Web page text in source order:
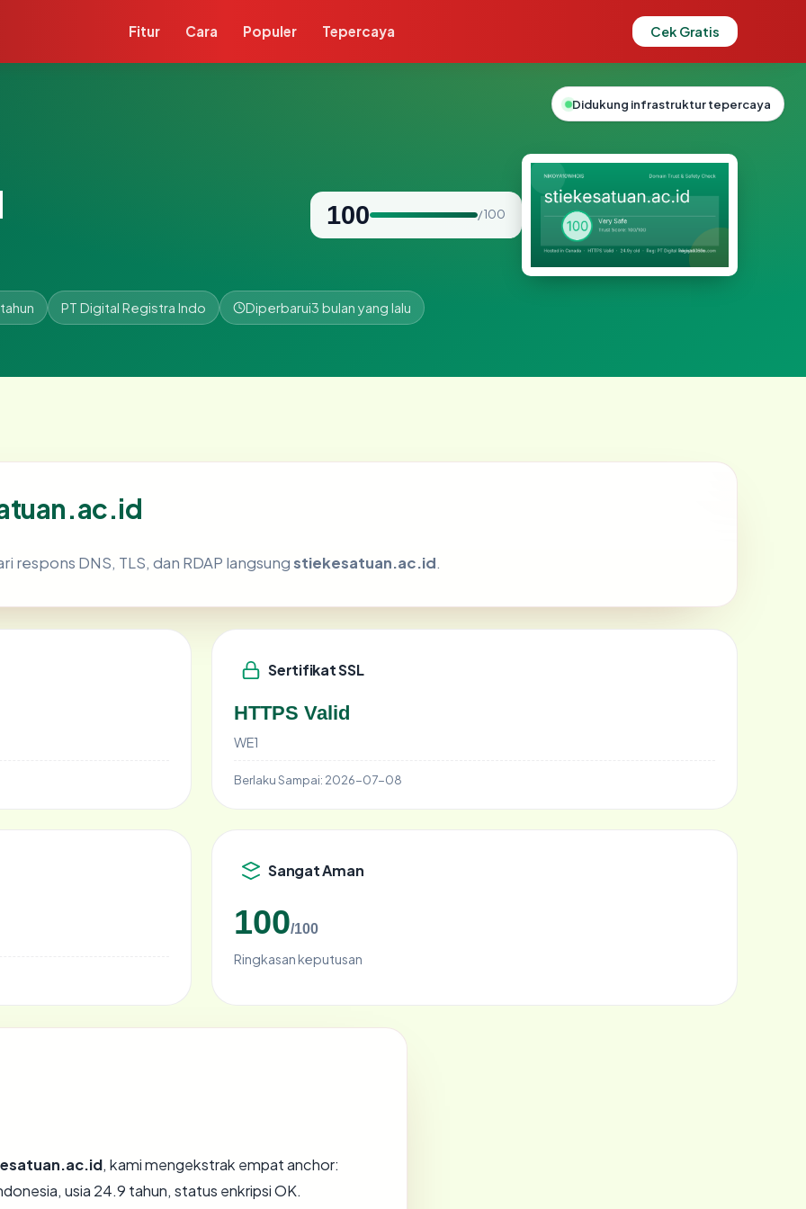
Fitur Cara Populer Tepercaya Cek Gratis
100 / 100
PT Digital Registra Indo Diperbarui3 bulan yang lalu
respons DNS, TLS, dan RDAP langsungstiekesatuan.ac.id.
Sertifikat SSL
HTTPS Valid
WE1
Berlaku Sampai: 2026-07-08
Sangat Aman
100/100
Ringkasan keputusan
, kami mengekstrak empat anchor:
usia 24.9 tahun, status enkripsi OK.
Didukung infrastruktur tepercaya